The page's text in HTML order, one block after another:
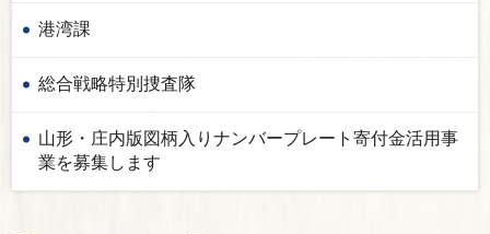
港湾課
総合戦略特別捜査隊
山形・庄内版図柄入りナンバープレート寄付金活用事
業を募集します